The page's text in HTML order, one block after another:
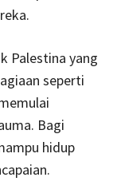
Palestina yang
seperti
Bagi
hidup